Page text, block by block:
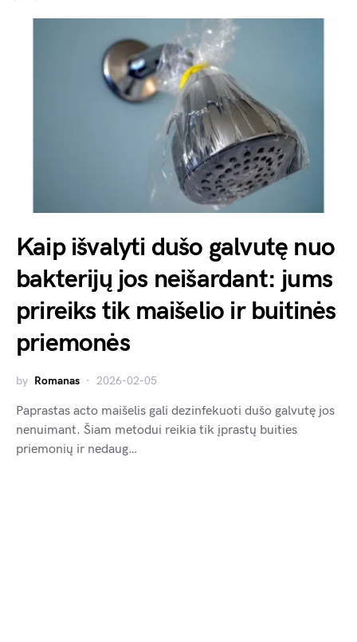
Kaip išvalyti dušo galvutę nuo
bakterijų jos neišardant: jums
prireiks tik maišelio ir buitinės
priemonės
by Romanas 2026-02-05
Paprastas acto maišelis gali dezinfekuoti dušo galvutę jos
nenuimant. Šiam metodui reikia tik įprastų buities
priemonių ir nedaug…